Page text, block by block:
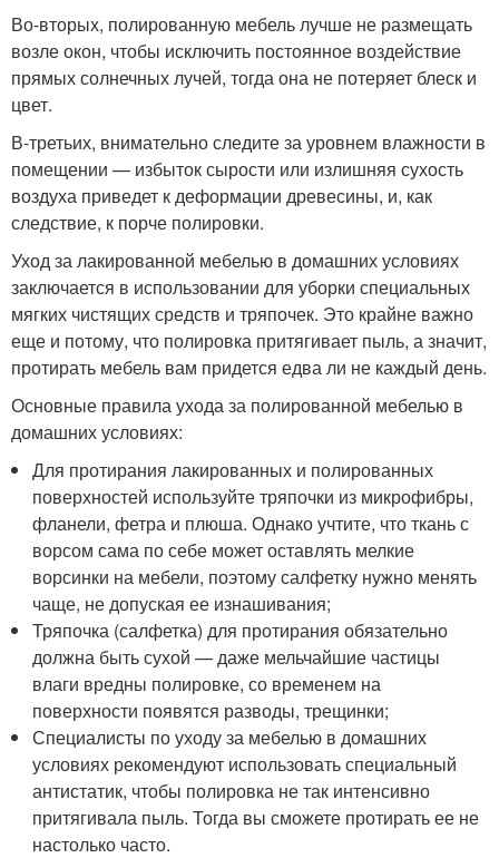
Во-вторых, полированную мебель лучше не размещать
возле окон, чтобы исключить постоянное воздействие
прямых солнечных лучей, тогда она не потеряет блеск и
цвет.
В-третьих, внимательно следите за уровнем влажности в
помещении — избыток сырости или излишняя сухость
воздуха приведет к деформации древесины, и, как
следствие, к порче полировки.
Уход за лакированной мебелью в домашних условиях
заключается в использовании для уборки специальных
мягких чистящих средств и тряпочек. Это крайне важно
еще и потому, что полировка притягивает пыль, а значит,
протирать мебель вам придется едва ли не каждый день.
Основные правила ухода за полированной мебелью в
домашних условиях:
Для протирания лакированных и полированных
поверхностей используйте тряпочки из микрофибры,
фланели, фетра и плюша. Однако учтите, что ткань с
ворсом сама по себе может оставлять мелкие
ворсинки на мебели, поэтому салфетку нужно менять
чаще, не допуская ее изнашивания;
Тряпочка (салфетка) для протирания обязательно
должна быть сухой — даже мельчайшие частицы
влаги вредны полировке, со временем на
поверхности появятся разводы, трещинки;
Специалисты по уходу за мебелью в домашних
условиях рекомендуют использовать специальный
антистатик, чтобы полировка не так интенсивно
притягивала пыль. Тогда вы сможете протирать ее не
настолько часто.